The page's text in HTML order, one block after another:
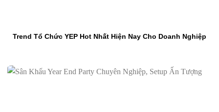
Trend Tổ Chức YEP Hot Nhất Hiện Nay Cho Doanh Nghiệp